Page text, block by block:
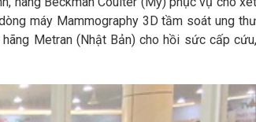
máy Mammography 3D tầm soát ung thư
Metran (Nhật Bản) cho hồi sức cấp cứu,